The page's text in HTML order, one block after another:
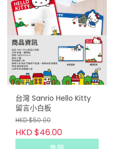
台灣 Sanrio Hello Kitty
留言小白板
HKD $50.00
HKD $46.00